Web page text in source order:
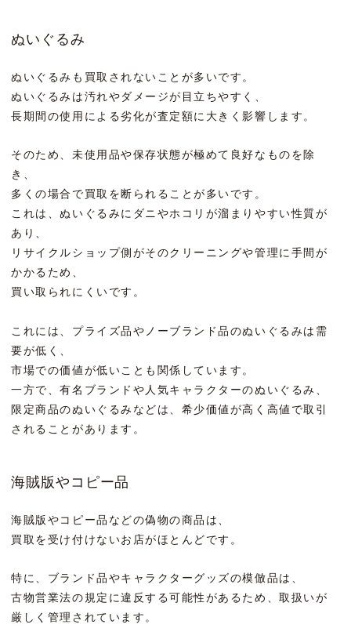
ぬいぐるみ
ぬいぐるみも買取されないことが多いです。
ぬいぐるみは汚れやダメージが目立ちやすく、
長期間の使用による劣化が査定額に大きく影響します。
そのため、未使用品や保存状態が極めて良好なものを除
き、
多くの場合で買取を断られることが多いです。
これは、ぬいぐるみにダニやホコリが溜まりやすい性質が
あり、
リサイクルショップ側がそのクリーニングや管理に手間が
かかるため、
買い取られにくいです。
これには、プライズ品やノーブランド品のぬいぐるみは需
要が低く、
市場での価値が低いことも関係しています。
一方で、有名ブランドや人気キャラクターのぬいぐるみ、
限定商品のぬいぐるみなどは、希少価値が高く高値で取引
されることがあります。
海賊版やコピー品
海賊版やコピー品などの偽物の商品は、
買取を受け付けないお店がほとんどです。
特に、ブランド品やキャラクターグッズの模倣品は、
古物営業法の規定に違反する可能性があるため、取扱いが
厳しく管理されています。